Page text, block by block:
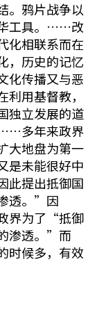
。鸦片战争以
工具。……改
化相联系而在
，历史的记忆
化传播又与恶
用基督教，
独立发展的道
多年来政界
大地盘为第一
是未能很好中
此提出抵御国
透。”因
界为了“抵御
渗透。”而
时候多，有效